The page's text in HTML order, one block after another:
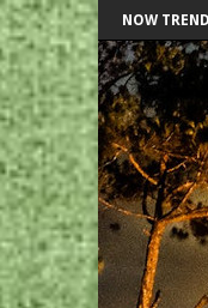
NOW